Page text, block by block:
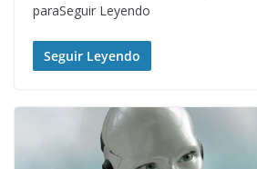
paraSeguir Leyendo
Seguir Leyendo